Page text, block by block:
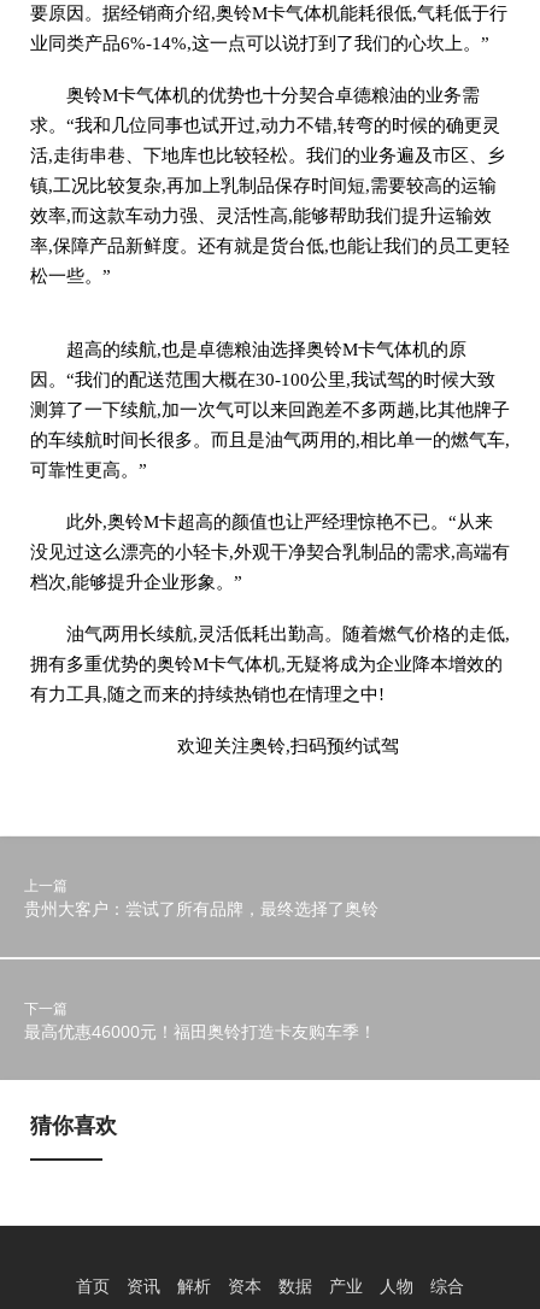
要原因。据经销商介绍,奥铃M卡气体机能耗很低,气耗低于行
业同类产品6%-14%,这一点可以说打到了我们的心坎上。”
奥铃M卡气体机的优势也十分契合卓德粮油的业务需
求。“我和几位同事也试开过,动力不错,转弯的时候的确更灵
活,走街串巷、下地库也比较轻松。我们的业务遍及市区、乡
镇,工况比较复杂,再加上乳制品保存时间短,需要较高的运输
效率,而这款车动力强、灵活性高,能够帮助我们提升运输效
率,保障产品新鲜度。还有就是货台低,也能让我们的员工更轻
松一些。”
超高的续航,也是卓德粮油选择奥铃M卡气体机的原
因。“我们的配送范围大概在30-100公里,我试驾的时候大致
测算了一下续航,加一次气可以来回跑差不多两趟,比其他牌子
的车续航时间长很多。而且是油气两用的,相比单一的燃气车,
可靠性更高。”
此外,奥铃M卡超高的颜值也让严经理惊艳不已。“从来
没见过这么漂亮的小轻卡,外观干净契合乳制品的需求,高端有
档次,能够提升企业形象。”
油气两用长续航,灵活低耗出勤高。随着燃气价格的走低,
拥有多重优势的奥铃M卡气体机,无疑将成为企业降本增效的
有力工具,随之而来的持续热销也在情理之中!
欢迎关注奥铃,扫码预约试驾
上一篇
贵州大客户：尝试了所有品牌，最终选择了奥铃
下一篇
最高优惠46000元！福田奥铃打造卡友购车季！
猜你喜欢
首页 资讯 解析 资本 数据 产业 人物 综合